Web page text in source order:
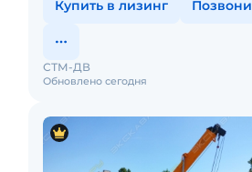
Купить в лизинг
Обновлено сегодня
СТМ-ДВ